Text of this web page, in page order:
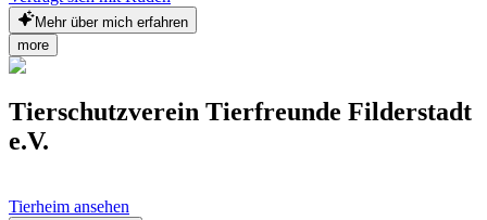
Mehr über mich erfahren
more
Tierschutzverein Tierfreunde Filderstadt
e.V.
Tierheim ansehen